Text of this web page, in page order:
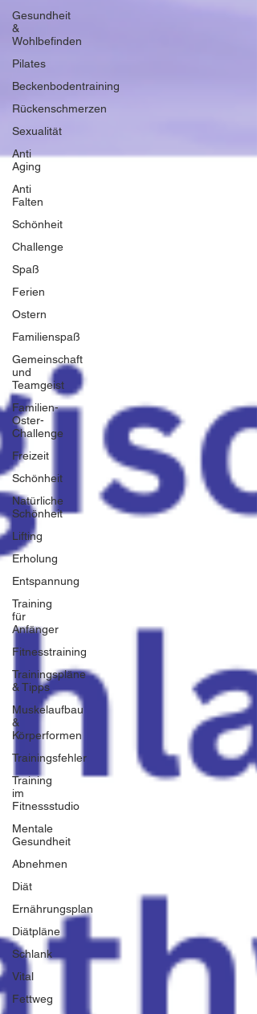
Gesundheit
&
Wohlbefinden
Pilates
Beckenbodentraining
Rückenschmerzen
Sexualität
Anti
Aging
Anti
Falten
Schönheit
Challenge
Spaß
Ferien
Ostern
Familienspaß
Gemeinschaft
und
Teamgeist
Familien-
Oster-
Challenge
Freizeit
Schönheit
Natürliche
Schönheit
Lifting
Erholung
Entspannung
Training
für
Anfänger
Fitnesstraining
Trainingspläne
& Tipps
Muskelaufbau
&
Körperformen
Trainingsfehler
Training
im
Fitnessstudio
Mentale
Gesundheit
Abnehmen
Diät
Ernährungsplan
Diätpläne
Schlank
Vital
Fettweg